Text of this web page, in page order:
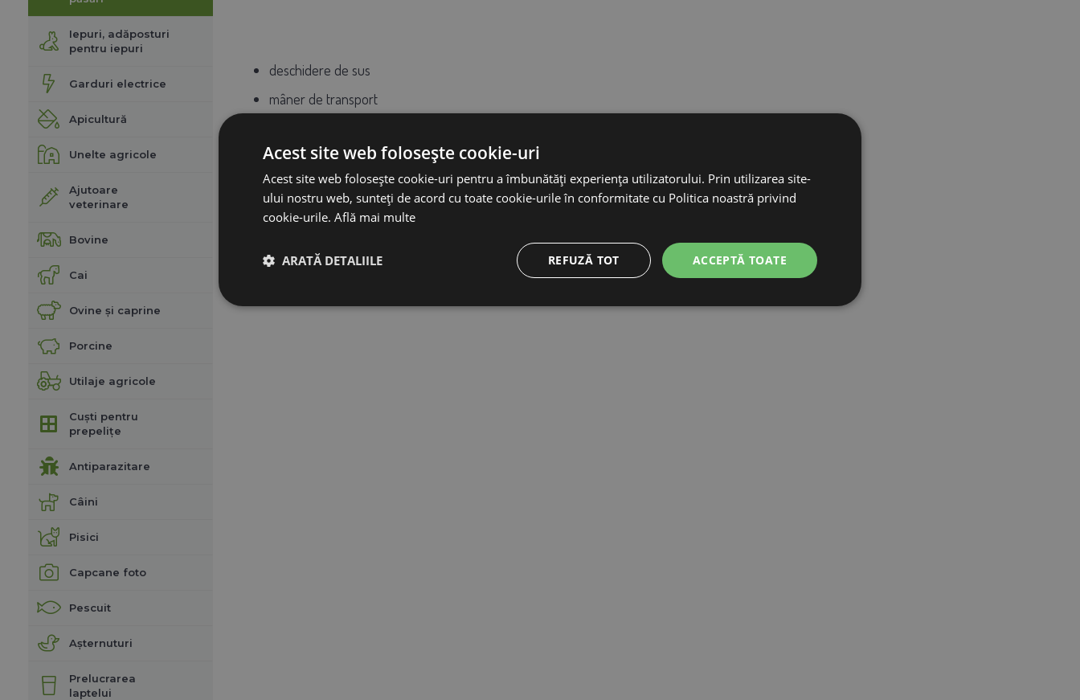
Iepuri, adăposturi
pentru iepuri
Garduri electrice
Apicultură
Unelte agricole
Ajutoare
veterinare
Bovine
Cai
Ovine și caprine
Porcine
Utilaje agricole
Cuști pentru
prepelițe
Antiparazitare
Câini
Pisici
Capcane foto
Pescuit
Așternuturi
Prelucrarea
laptelui
deschidere de sus
mâner de transport
Acest site web folosește cookie-uri
Acest site web folosește cookie-uri pentru a îmbunătăți experiența utilizatorului. Prin utilizarea site-
ului nostru web, sunteți de acord cu toate cookie-urile în conformitate cu Politica noastră privind
cookie-urile. Află mai multe
ACCEPTĂ TOATE
REFUZĂ TOT
ARATĂ DETALIILE